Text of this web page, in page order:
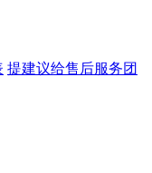
提建议给售后服务团